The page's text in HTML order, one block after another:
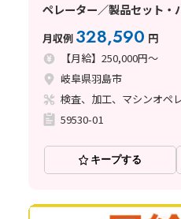
ペレーター／製品セット・
月収例 328,590 円
【月給】250,000円～
岐阜県羽島市
59530-01
キープする